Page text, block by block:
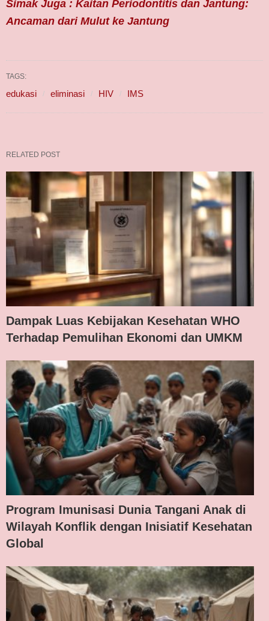
Simak Juga : Kaitan Periodontitis dan Jantung:
Ancaman dari Mulut ke Jantung
TAGS:
edukasi eliminasi HIV IMS
RELATED POST
Dampak Luas Kebijakan Kesehatan WHO
Terhadap Pemulihan Ekonomi dan UMKM
Program Imunisasi Dunia Tangani Anak di
Wilayah Konflik dengan Inisiatif Kesehatan
Global